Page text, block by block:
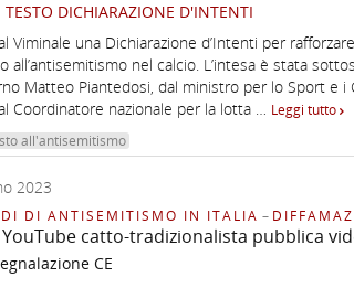
TESTO DICHIARAZIONE D'INTENTI
Viminale una Dichiarazione d’Intenti per
all’antisemitismo nel calcio. L’intesa è stata
Matteo Piantedosi, dal ministro per lo Sport e i
Coordinatore nazionale per la lotta … Leggi tutto
all'antisemitismo
2023
DI ANTISEMITISMO IN ITALIA –
YouTube catto-tradizionalista pubblica
CE